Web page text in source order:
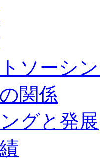
ソーシ
関係
グと発展